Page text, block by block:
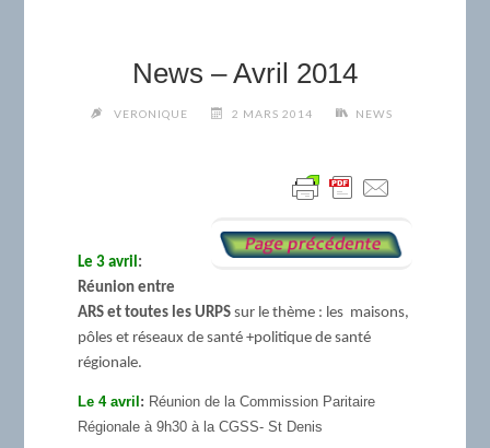
News – Avril 2014
VERONIQUE 2 MARS 2014 NEWS
Le 3 avril:
Réunion entre
ARS et toutes les URPSsur le thème : les maisons,
pôles et réseaux de santé +politique de santé
régionale.
Le 4 avril : Réunion de la Commission Paritaire
Régionale à 9h30 à la CGSS- St Denis